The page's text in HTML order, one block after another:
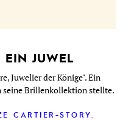
EIN JUWEL
Juwelier der Könige". Ein
seine Brillenkollektion stellte.
CARTIER-STORY.